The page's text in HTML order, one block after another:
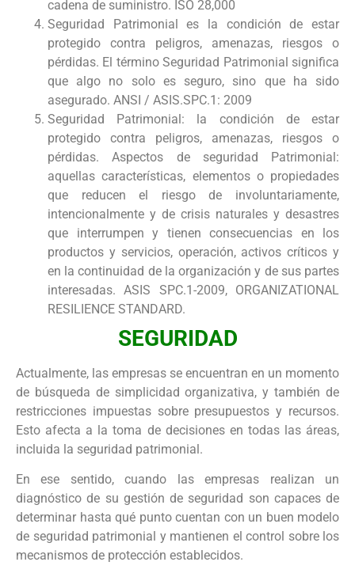
cadena de suministro. ISO 28,000
Seguridad Patrimonial es la condición de estar
protegido contra peligros, amenazas, riesgos o
pérdidas. El término Seguridad Patrimonial significa
que algo no solo es seguro, sino que ha sido
asegurado. ANSI / ASIS.SPC.1: 2009
Seguridad Patrimonial: la condición de estar
protegido contra peligros, amenazas, riesgos o
pérdidas. Aspectos de seguridad Patrimonial:
aquellas características, elementos o propiedades
que reducen el riesgo de involuntariamente,
intencionalmente y de crisis naturales y desastres
que interrumpen y tienen consecuencias en los
productos y servicios, operación, activos críticos y
en la continuidad de la organización y de sus partes
interesadas. ASIS SPC.1-2009, ORGANIZATIONAL
RESILIENCE STANDARD.
SEGURIDAD
Actualmente, las empresas se encuentran en un momento
de búsqueda de simplicidad organizativa, y también de
restricciones impuestas sobre presupuestos y recursos.
Esto afecta a la toma de decisiones en todas las áreas,
incluida la seguridad patrimonial.
En ese sentido, cuando las empresas realizan un
diagnóstico de su gestión de seguridad son capaces de
determinar hasta qué punto cuentan con un buen modelo
de seguridad patrimonial y mantienen el control sobre los
mecanismos de protección establecidos.